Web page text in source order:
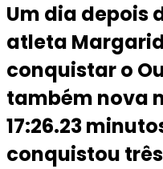
Um dia depois
atleta
conquistar o
também nova
17:26.23
conquistou